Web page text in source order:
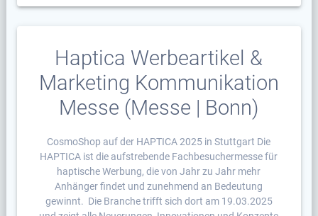
Haptica Werbeartikel &
Marketing Kommunikation
Messe (Messe | Bonn)
CosmoShop auf der HAPTICA 2025 in Stuttgart Die
HAPTICA ist die aufstrebende Fachbesuchermesse für
haptische Werbung, die von Jahr zu Jahr mehr
Anhänger findet und zunehmend an Bedeutung
gewinnt. Die Branche trifft sich dort am 19.03.2025